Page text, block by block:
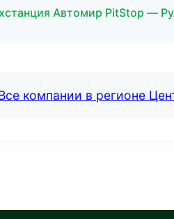
Автомир PitStop —
компании в регионе